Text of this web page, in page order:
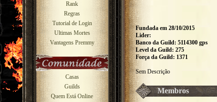
Rank
Regras
Tutorial de Login
Ultimas Mortes
Vantagens Premmy
Casas
Guilds
Quem Está Online
Fundada em 28/10/2015
Lider:
Banco da Guild: 5114300 gps
Level da Guild: 275
Força da Guild: 1371
Sem Descrição
Membros